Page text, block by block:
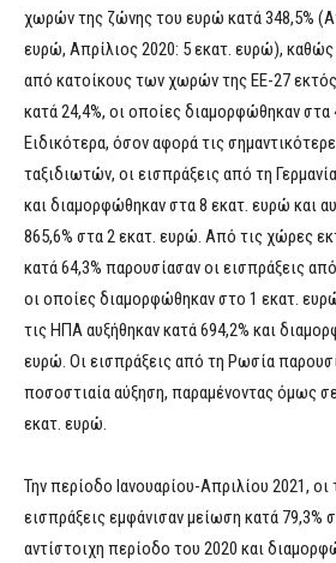
χωρών της ζώνης του ευρώ κατά 348,5%
ευρώ, Απρίλιος 2020: 5 εκατ. ευρώ),
από κατοίκους των χωρών της ΕΕ-27
κατά 24,4%, οι οποίες διαμορφώθηκαν στα
Ειδικότερα, όσον αφορά τις
ταξιδιωτών, οι εισπράξεις από τη
και διαμορφώθηκαν στα 8 εκατ. ευρώ και
865,6% στα 2 εκατ. ευρώ. Από τις χώρες
κατά 64,3% παρουσίασαν οι εισπράξεις
οι οποίες διαμορφώθηκαν στο 1 εκατ.
τις ΗΠΑ αυξήθηκαν κατά 694,2% και
ευρώ. Οι εισπράξεις από τη Ρωσία
ποσοστιαία αύξηση, παραμένοντας όμως
εκατ. ευρώ.
Την περίοδο Ιανουαρίου-Απριλίου 2021, οι
εισπράξεις εμφάνισαν μείωση κατά 79,3%
αντίστοιχη περίοδο του 2020 και